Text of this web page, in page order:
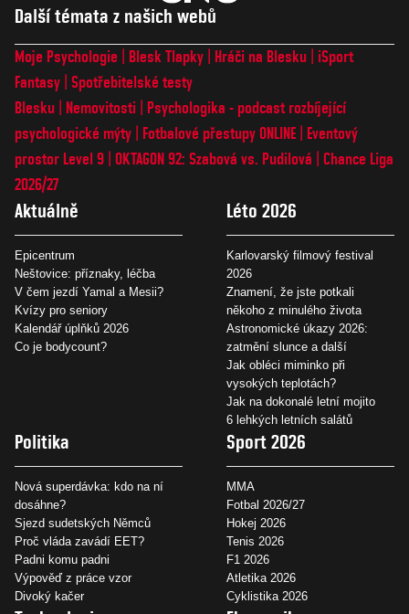
Další témata z našich webů
Moje Psychologie Blesk Tlapky Hráči na Blesku
iSport
Fantasy Spotřebitelské testy
Blesku
Nemovitosti
Psychologika - podcast rozbíjející
psychologické mýty
Fotbalové přestupy ONLINE
Eventový
prostor Level 9 OKTAGON 92: Szabová vs. Pudilová
Chance Liga
2026/27
Aktuálně
Epicentrum
Neštovice: příznaky, léčba
V čem jezdí Yamal a Mesii?
Kvízy pro seniory
Kalendář úplňků 2026
Co je bodycount?
Léto 2026
Karlovarský filmový festival
2026
Znamení, že jste potkali
někoho z minulého života
Astronomické úkazy 2026:
zatmění slunce a další
Jak obléci miminko při
vysokých teplotách?
Jak na dokonalé letní mojito
6 lehkých letních salátů
Politika
Nová superdávka: kdo na ní
dosáhne?
Sjezd sudetských Němců
Proč vláda zavádí EET?
Padni komu padni
Výpověď z práce vzor
Divoký kačer
Sport 2026
MMA
Fotbal 2026/27
Hokej 2026
Tenis 2026
F1 2026
Atletika 2026
Cyklistika 2026